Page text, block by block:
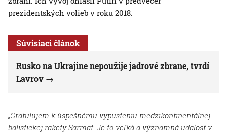
prezidentských volieb v roku 2018.
Súvisiaci článok
Rusko na Ukrajine nepoužije jadrové zbrane, tvrdí
Lavrov
„Gratulujem k úspešnému vypusteniu medzikontinentálnej
balistickej rakety Sarmat. Je to veľká a významná udalosť v